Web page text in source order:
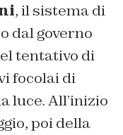
, il sistema di
dal governo
tentativo di
focolai di
luce. All’inizio
poi della